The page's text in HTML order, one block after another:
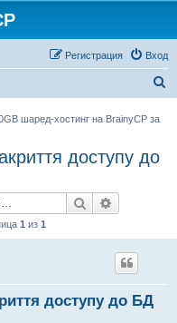
Вход
Регистрация
шаред-хостинг на BrainyCP за
доступу до
Поиск
1 из 1
доступу до БД